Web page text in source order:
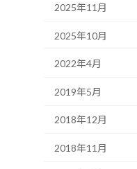
2025年11月
2025年10月
2022年4月
2019年5月
2018年12月
2018年11月